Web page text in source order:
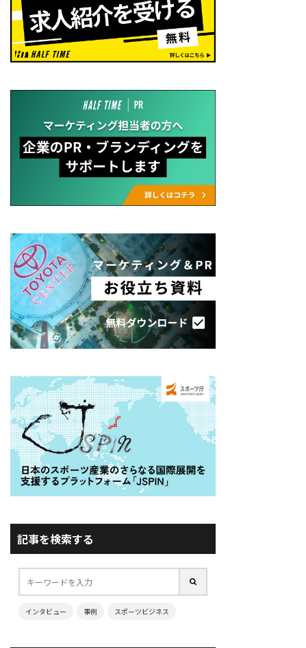
記事を検索する
インタビュー 事例 スポーツビジネス